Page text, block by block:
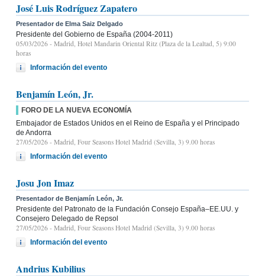
José Luis Rodríguez Zapatero
Presentador de Elma Saiz Delgado
Presidente del Gobierno de España (2004-2011)
05/03/2026 - Madrid, Hotel Mandarin Oriental Ritz (Plaza de la Lealtad, 5) 9:00
horas
Información del evento
Benjamín León, Jr.
FORO DE LA NUEVA ECONOMÍA
Embajador de Estados Unidos en el Reino de España y el Principado
de Andorra
27/05/2026 - Madrid, Four Seasons Hotel Madrid (Sevilla, 3) 9.00 horas
Información del evento
Josu Jon Imaz
Presentador de Benjamín León, Jr.
Presidente del Patronato de la Fundación Consejo España–EE.UU. y
Consejero Delegado de Repsol
27/05/2026 - Madrid, Four Seasons Hotel Madrid (Sevilla, 3) 9.00 horas
Información del evento
Andrius Kubilius